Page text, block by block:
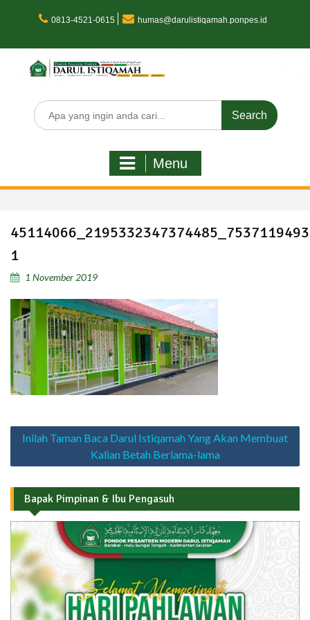
0813-4521-0615 humas@darulistiqamah.ponpes.id
Search
for:
Menu
1
1 November 2019
Navigasi
Inilah Taman Baca Darul Istiqamah Yang Akan Membuat
Kalian Betah Berlama-lama
Bapak Pimpinan & Ibu Pengasuh